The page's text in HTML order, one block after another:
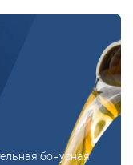
бонусная